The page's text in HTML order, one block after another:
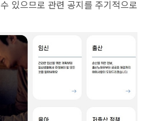
있으므로 관련 공지를 주기적으로